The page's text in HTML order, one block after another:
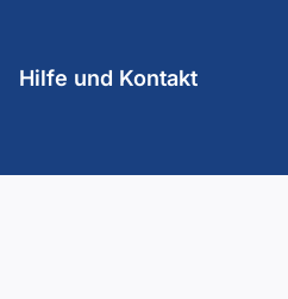
Hilfe und Kontakt